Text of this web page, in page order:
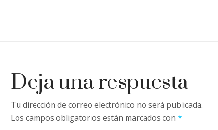
Deja una respuesta
Tu dirección de correo electrónico no será publicada.
Los campos obligatorios están marcados con*